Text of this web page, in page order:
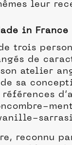
leur
in France
trois
de
atelier
sa
reconnu